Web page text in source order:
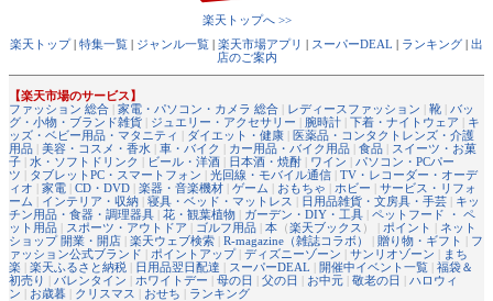
楽天トップへ >>
楽天トップ| 特集一覧 | ジャンル一覧 | 楽天市場アプリ | スーパーDEAL | ランキング | 出
店のご案内
【楽天市場のサービス】
ファッション 総合 | 家電・パソコン・カメラ 総合 | レディースファッション | 靴 | バッ
グ・小物・ブランド雑貨 | ジュエリー・アクセサリー | 腕時計 | 下着・ナイトウェア | キ
ッズ・ベビー用品・マタニティ | ダイエット・健康 | 医薬品・コンタクトレンズ・介護
用品 | 美容・コスメ・香水 | 車・バイク | カー用品・バイク用品 | 食品 | スイーツ・お菓
子 | 水・ソフトドリンク | ビール・洋酒 | 日本酒・焼酎 | ワイン | パソコン・PCパー
ツ | タブレットPC・スマートフォン | 光回線・モバイル通信 | TV・レコーダー・オーデ
ィオ | 家電 | CD・DVD | 楽器・音楽機材 | ゲーム | おもちゃ | ホビー | サービス・リフォ
ーム | インテリア・収納 | 寝具・ベッド・マットレス | 日用品雑貨・文房具・手芸 | キッ
チン用品・食器・調理器具 | 花・観葉植物 | ガーデン・DIY・工具 | ペットフード ・ ペ
ット用品 | スポーツ・アウトドア | ゴルフ用品 | 本 （楽天ブックス ） | ポイント | ネット
ショップ 開業・開店 | 楽天ウェブ検索 | R-magazine（雑誌コラボ） | 贈り物・ギフト | フ
ァッション公式ブランド | ポイントアップ| ディズニーゾーン | サンリオゾーン | まち
楽 | 楽天ふるさと納税 | 日用品翌日配達 | スーパーDEAL | 開催中イベント一覧 | 福袋＆
初売り | バレンタイン | ホワイトデー | 母の日 | 父の日 | お中元 | 敬老の日 | ハロウィ
ン | お歳暮 | クリスマス | おせち | ランキング